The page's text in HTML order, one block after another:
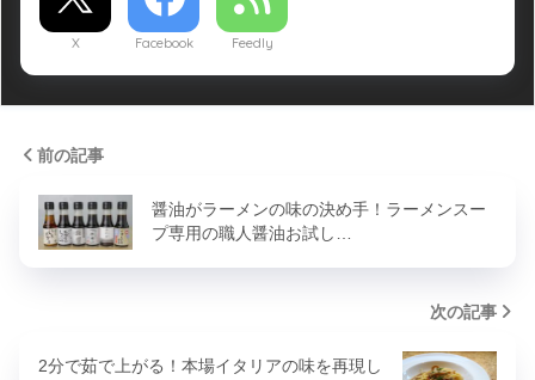
X Facebook Feedly
前の記事
醤油がラーメンの味の決め手！ラーメンスー
プ専用の職人醤油お試し…
次の記事
2分で茹で上がる！本場イタリアの味を再現し